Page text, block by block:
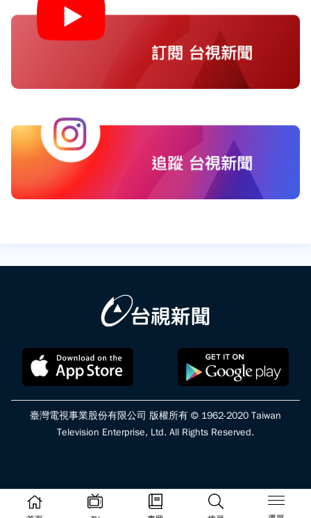
臺灣電視事業股份有限公司 版權所有 © 1962-2020 Taiwan
Television Enterprise, Ltd. All Rights Reserved.